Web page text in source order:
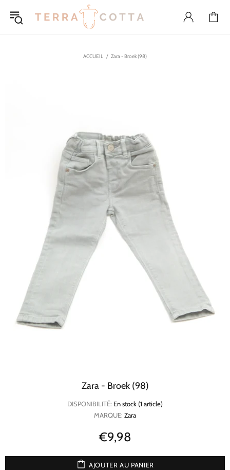
ACCUEIL Zara - Broek (98)
Zara - Broek (98)
DISPONIBILITÉ: En stock (1 article)
MARQUE: Zara
€9,98
AJOUTER AU PANIER